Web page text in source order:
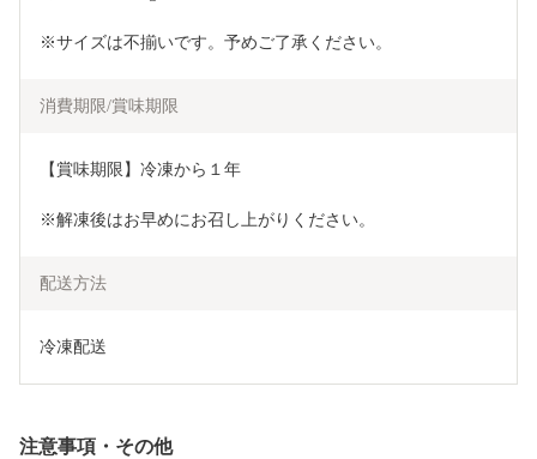
※サイズは不揃いです。予めご了承ください。
消費期限/賞味期限
【賞味期限】冷凍から１年
※解凍後はお早めにお召し上がりください。
配送方法
冷凍配送
注意事項・その他